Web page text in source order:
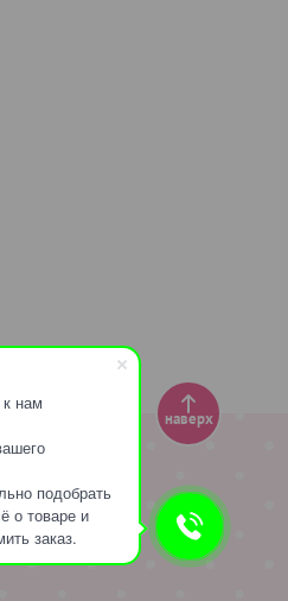
нам
подобрать
о товаре и
заказ.
наверх